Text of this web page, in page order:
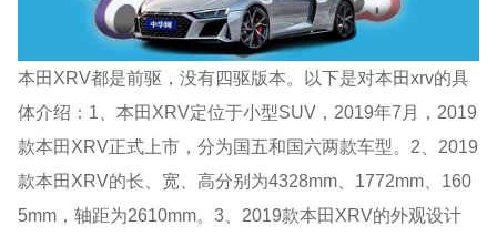
本田XRV都是前驱，没有四驱版本。以下是对本田xrv的具
体介绍：1、本田XRV定位于小型SUV，2019年7月，2019
款本田XRV正式上市，分为国五和国六两款车型。2、2019
款本田XRV的长、宽、高分别为4328mm、1772mm、160
5mm，轴距为2610mm。3、2019款本田XRV的外观设计